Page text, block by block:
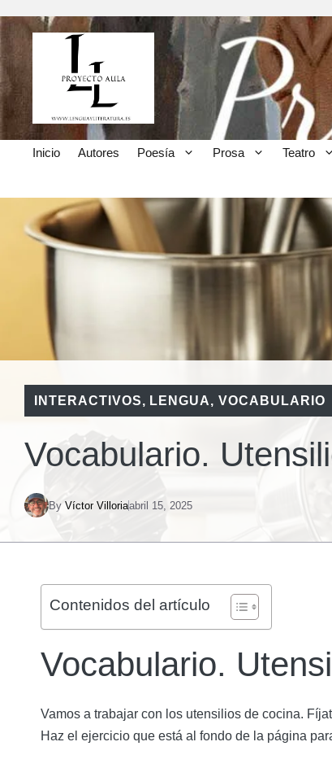
Inicio Autores Poesía Prosa Teatro
INTERACTIVOS, LENGUA,VOCABULARIO
Vocabulario.
By Víctor Villoriaabril 15, 2025
Contenidos del artículo
Vocabulario.
Vamos a trabajar con los utensilios de cocina.
Haz el ejercicio que está al fondo de la página